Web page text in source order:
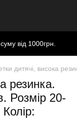
від 1000грн.
дитячі, висока
резинка.
Розмір 20-